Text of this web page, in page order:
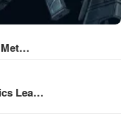
Met…
Lea…